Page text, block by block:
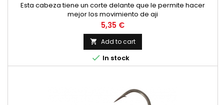
Esta cabeza tiene un corte delante que le permite hacer
mejor los movimiento de aji
Price
5,35 €
 Add to cart
 In stock